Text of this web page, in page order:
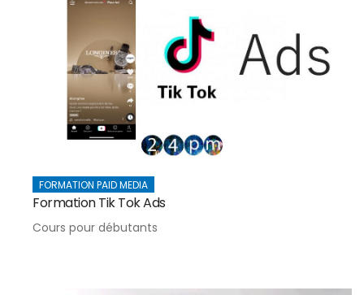
FORMATION PAID MEDIA
Formation Tik Tok Ads
Cours pour débutants